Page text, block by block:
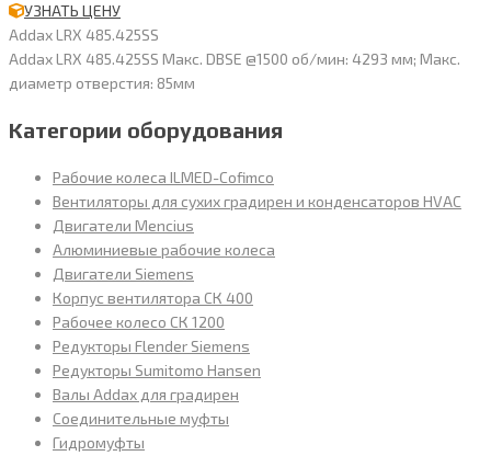
УЗНАТЬ ЦЕНУ
Addax LRX 485.425SS
Addax LRX 485.425SS Макс. DBSE @1500 об/мин: 4293 мм; Макс.
диаметр отверстия: 85мм
Категории оборудования
Рабочие колеса ILMED-Cofimco
Вентиляторы для сухих градирен и конденсаторов HVAC
Двигатели Mencius
Алюминиевые рабочие колеса
Двигатели Siemens
Корпус вентилятора СК 400
Рабочее колесо СК 1200
Редукторы Flender Siemens
Редукторы Sumitomo Hansen
Валы Addax для градирен
Соединительные муфты
Гидромуфты